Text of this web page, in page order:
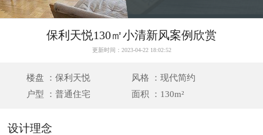
保利天悦130㎡小清新风案例欣赏
更新时间：2023-04-22 18:02:52
楼盘 ：保利天悦
风格 ：现代简约
户型 ：普通住宅
面积 ：130m²
设计理念